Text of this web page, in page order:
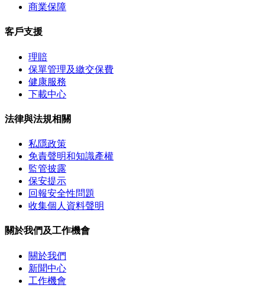
商業保障
客戶支援
理賠
保單管理及繳交保費
健康服務
下載中心
法律與法規相關
私隱政策
免責聲明和知識產權
監管披露
保安提示
回報安全性問題
收集個人資料聲明
關於我們及工作機會
關於我們
新聞中心
工作機會